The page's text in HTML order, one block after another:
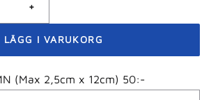
+
(Max 2,5cm x 12cm) 50:-